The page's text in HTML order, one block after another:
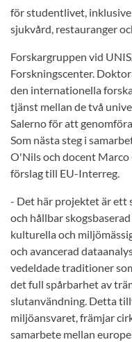
för studentlivet,
sjukvård, restauranger
Forskargruppen vid
Forskningscenter.
den internationella
tjänst mellan de två
Salerno för att
Som nästa steg i
O'Nils och docent
förslag till EU-Interreg.
- Det här projektet är ett
och hållbar
kulturella och
och avancerad
vedeldade traditioner
det full spårbarhet av
slutanvändning. Detta
miljöansvaret, främjar
samarbete mellan